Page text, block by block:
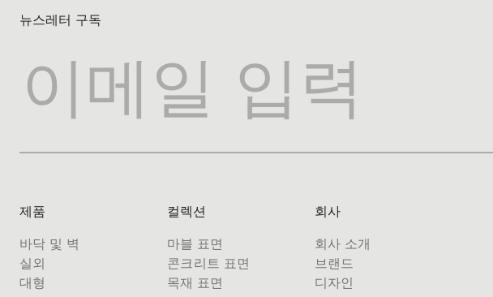
뉴스레터 구독
제품
바닥 및 벽
실외
대형
컬렉션
마블 표면
콘크리트 표면
목재 표면
회사
회사 소개
브랜드
디자인